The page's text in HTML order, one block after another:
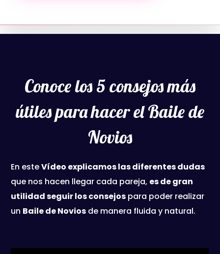
Conoce los 5 consejos más
útiles para hacer el Baile de
Novios
En esteVídeo explicamos las diferentes dudas
que nos hacen llegar cada pareja, es de gran
utilidad seguir los consejos para poder realizar
un Baile de Novios de manera fluida y natural.